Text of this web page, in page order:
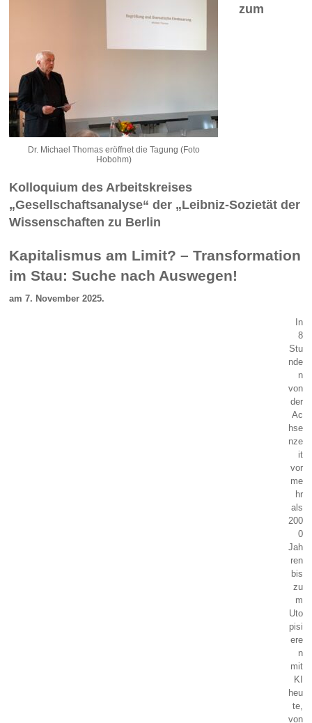
Dr. Michael Thomas eröffnet die Tagung (Foto
Hobohm)
zum
Kolloquium des Arbeitskreises
„Gesellschaftsanalyse“ der „Leibniz-Sozietät der
Wissenschaften zu Berlin
Kapitalismus am Limit? – Transformation
im Stau: Suche nach Auswegen!
am 7. November 2025.
In
8
Stu
nde
n
von
der
Ac
hse
nze
it
vor
me
hr
als
200
0
Jah
ren
bis
zu
m
Uto
pisi
ere
n
mit
KI
heu
te,
von